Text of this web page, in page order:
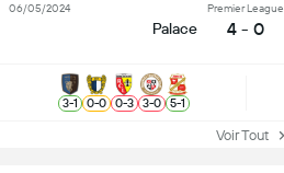
Palace
Premier League
4 - 0
06/05/2024
3-1 0-0 0-3 3-0 5-1
Voir Tout